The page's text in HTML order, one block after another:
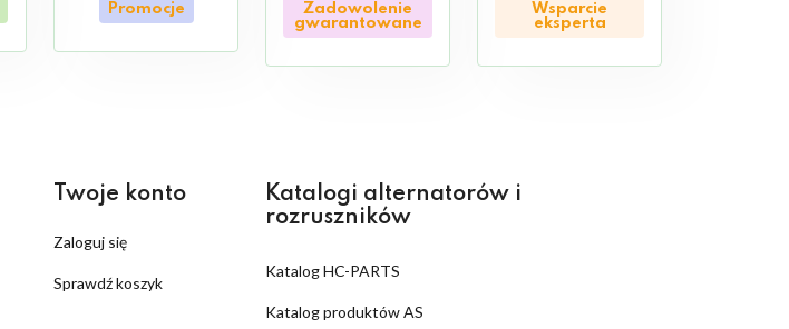
Promocje
Zadowolenie
gwarantowane
Wsparcie
eksperta
Twoje konto
Zaloguj się
Sprawdź koszyk
Katalogi alternatorów i
rozruszników
Katalog HC-PARTS
Katalog produktów AS